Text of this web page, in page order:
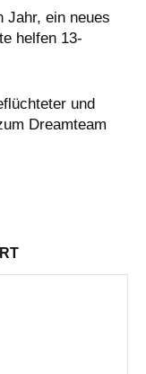
Jahr, ein neues
helfen 13-
und
Dreamteam